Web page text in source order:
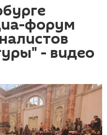
форум
- видео